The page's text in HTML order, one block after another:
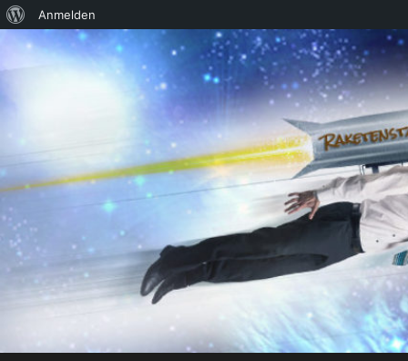
Über
WordPress
Anmelden